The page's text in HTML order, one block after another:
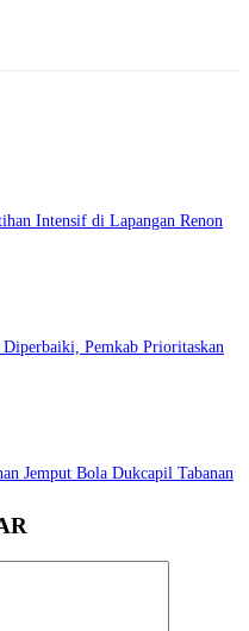
Intensif di Lapangan Renon
Pemkab Prioritaskan
Jemput Bola Dukcapil Tabanan